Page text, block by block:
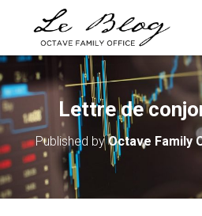
Lettre de
Published byOctave Family